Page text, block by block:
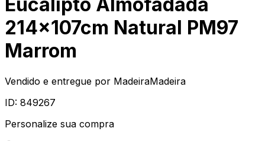
Eucalipto Almofadada
214x107cm Natural PM97
Marrom
Vendido e entregue por MadeiraMadeira
ID: 849267
Personalize sua compra